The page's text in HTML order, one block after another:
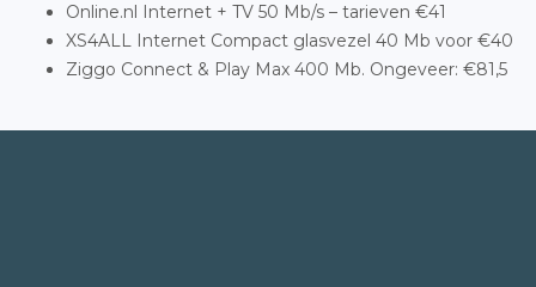
Online.nl Internet + TV 50 Mb/s – tarieven €41
XS4ALL Internet Compact glasvezel 40 Mb voor €40
Ziggo Connect & Play Max 400 Mb. Ongeveer: €81,5